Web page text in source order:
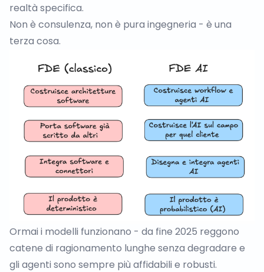
realtà specifica.
Non è consulenza, non è pura ingegneria - è una
terza cosa.
Ormai i modelli funzionano - da fine 2025 reggono
catene di ragionamento lunghe senza degradare e
gli agenti sono sempre più affidabili e robusti.